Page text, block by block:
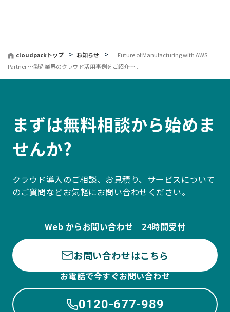
cloudpackトップ お知らせ
「Future of Manufacturing with AWS
Partner ～製造業界のクラウド活用事例をご紹介～...
まずは無料相談から始めま
せんか?
クラウド導入のご相談、お見積り、サービスについて
のご質問などお気軽にお問い合わせください。
Web からお問い合わせ 24時間受付
お問い合わせはこちら
お電話で今すぐお問い合わせ
0120-677-989